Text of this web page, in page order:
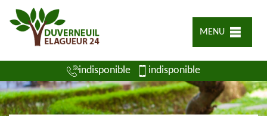
MENU
indisponible indisponible